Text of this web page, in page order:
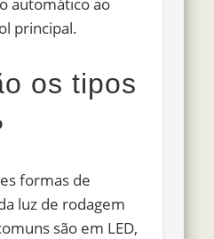
principal.
os tipos
formas de
luz de rodagem
são em LED,